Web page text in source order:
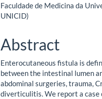
Faculdade de Medicina da
UNICID)
Abstract
Enterocutaneous fistula is
between the intestinal lumen
abdominal surgeries, trauma,
diverticulitis. We report a case